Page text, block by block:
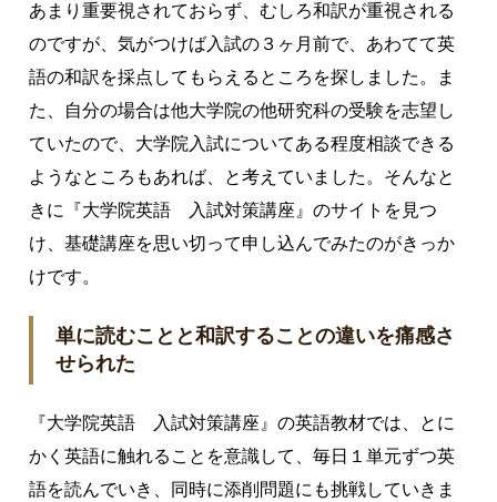
あまり重要視されておらず、むしろ和訳が重視される
のですが、気がつけば入試の３ヶ月前で、あわてて英
語の和訳を採点してもらえるところを探しました。ま
た、自分の場合は他大学院の他研究科の受験を志望し
ていたので、大学院入試についてある程度相談できる
ようなところもあれば、と考えていました。そんなと
きに『大学院英語 入試対策講座』のサイトを見つ
け、基礎講座を思い切って申し込んでみたのがきっか
けです。
単に読むことと和訳することの違いを痛感さ
せられた
『大学院英語 入試対策講座』の英語教材では、とに
かく英語に触れることを意識して、毎日１単元ずつ英
語を読んでいき、同時に添削問題にも挑戦していきま